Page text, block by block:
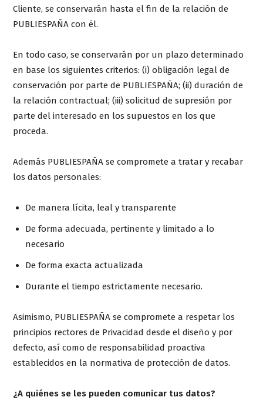
Cliente, se conservarán hasta el fin de la relación de
PUBLIESPAÑA con él.
En todo caso, se conservarán por un plazo determinado
en base los siguientes criterios: (i) obligación legal de
conservación por parte de PUBLIESPAÑA; (ii) duración de
la relación contractual; (iii) solicitud de supresión por
parte del interesado en los supuestos en los que
proceda.
Además PUBLIESPAÑA se compromete a tratar y recabar
los datos personales:
De manera lícita, leal y transparente
De forma adecuada, pertinente y limitado a lo
necesario
De forma exacta actualizada
Durante el tiempo estrictamente necesario.
Asimismo, PUBLIESPAÑA se compromete a respetar los
principios rectores de Privacidad desde el diseño y por
defecto, así como de responsabilidad proactiva
establecidos en la normativa de protección de datos.
¿A quiénes se les pueden comunicar tus datos?